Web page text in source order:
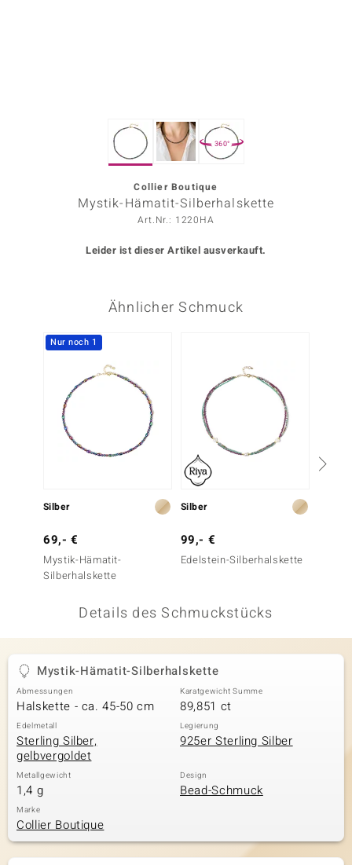
BY DE MELO
Classics
360°
Collier Boutique
Mystik-Hämatit-Silberhalskette
Art.Nr.: 1220HA
Leider ist dieser Artikel ausverkauft.
Ähnlicher Schmuck
Nur noch 1
Silber
69,- €
Mystik-Hämatit-
Silberhalskette
Silber
99,- €
Edelstein-Silberhalskette
Details des Schmuckstücks
Mystik-Hämatit-Silberhalskette
Abmessungen
Halskette - ca. 45-50 cm
Karatgewicht Summe
89,851 ct
Edelmetall
Sterling Silber,
gelbvergoldet
Legierung
925er Sterling Silber
Metallgewicht
1,4 g
Design
Bead-Schmuck
Marke
Collier Boutique